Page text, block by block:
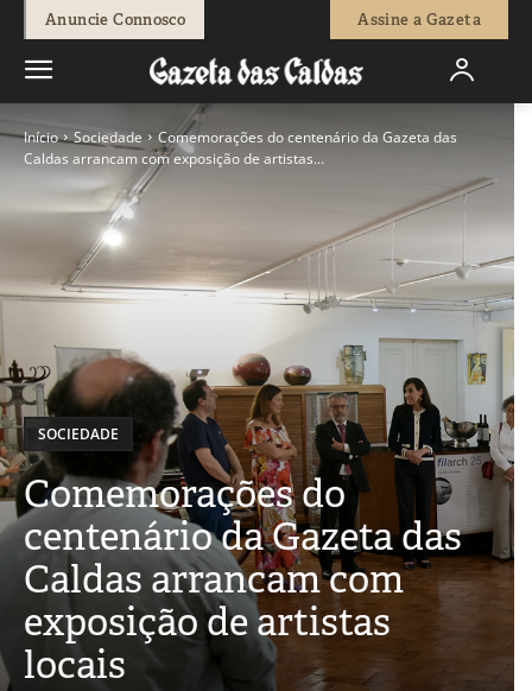
Anuncie Connosco Assine a Gazeta
Início Sociedade
Comemorações do centenário da Gazeta das
Caldas arrancam com exposição de artistas...
SOCIEDADE
Comemorações do
centenário da Gazeta das
Caldas arrancam com
exposição de artistas
locais